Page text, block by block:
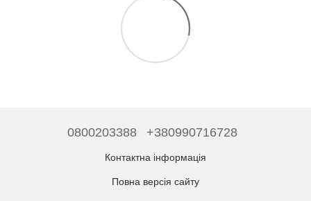
0800203388 +380990716728
Контактна інформація
Повна версія сайту